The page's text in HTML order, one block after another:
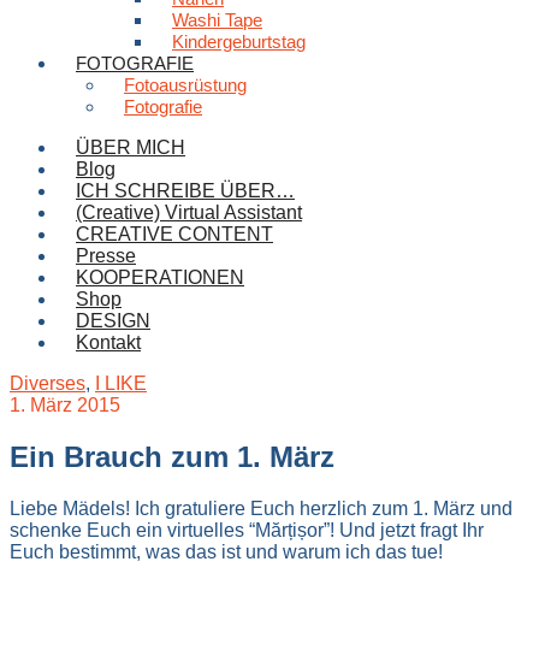
Washi Tape
Kindergeburtstag
FOTOGRAFIE
Fotoausrüstung
Fotografie
ÜBER MICH
Blog
ICH SCHREIBE ÜBER…
(Creative) Virtual Assistant
CREATIVE CONTENT
Presse
KOOPERATIONEN
Shop
DESIGN
Kontakt
Diverses,
I LIKE
1. März 2015
Ein Brauch zum 1. März
Liebe Mädels! Ich gratuliere Euch herzlich zum 1. März und
schenke Euch ein virtuelles “Mărțișor”! Und jetzt fragt Ihr
Euch bestimmt, was das ist und warum ich das tue!